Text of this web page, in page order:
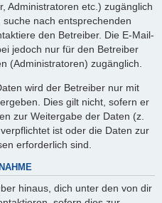
Administratoren etc.) zugänglich
nach entsprechenden
den Betreiber. Die E-Mail-
jedoch nur für den Betreiber
(Administratoren) zugänglich.
wird der Betreiber nur mit
Dies gilt nicht, sofern er
zur Weitergabe der Daten (z.
ist oder die Daten zur
erforderlich sind.
hinaus, dich unter den von dir